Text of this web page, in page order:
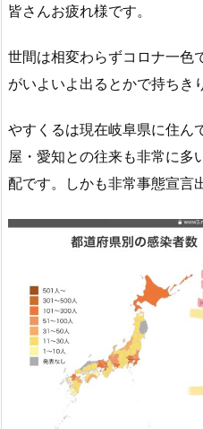
皆さんお疲れ様です。
世間は相変わらずコロナ一色
がいよいよ出るとかで持ちき
やすくるは現在岐阜県に住ん
屋・愛知との往来も非常に多
配です。しかも非常事態宣言